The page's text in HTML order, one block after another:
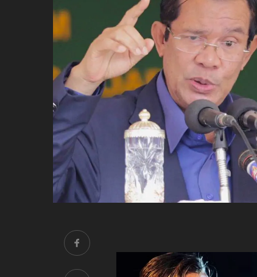
ថើបមាត់ ៖ ក្រុមកីឡាការិនី​
ផ្អាកលេង​​បើប្រធានសហព័ន្ធ​
មិនលាឈប់